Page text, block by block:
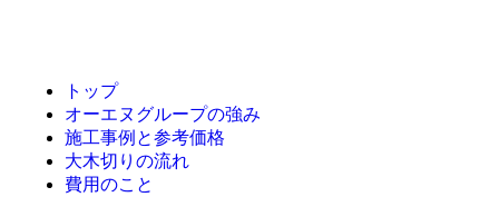
トップ
オーエヌグループの強み
施工事例と参考価格
大木切りの流れ
費用のこと